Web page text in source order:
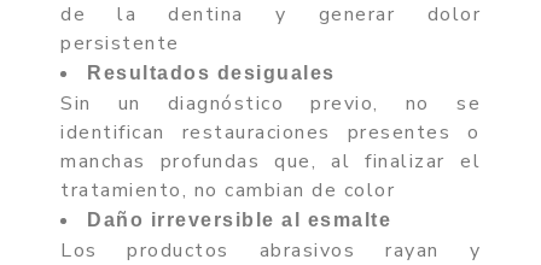
de la dentina y generar dolor
persistente
Resultados desiguales
Sin un diagnóstico previo, no se
identifican restauraciones presentes o
manchas profundas que, al finalizar el
tratamiento, no cambian de color
Daño irreversible al esmalte
Los productos abrasivos rayan y